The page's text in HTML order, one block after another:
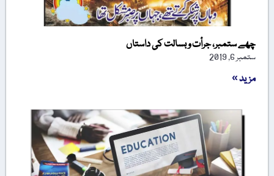
چھے ستمبر، جرأت و بسالت کی داستاں
ستمبر 6, 2019
مزید »